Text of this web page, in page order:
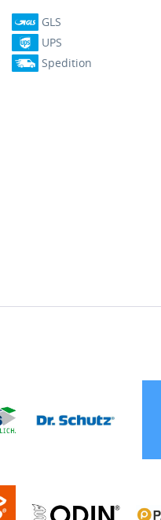
GLS
UPS
Spedition